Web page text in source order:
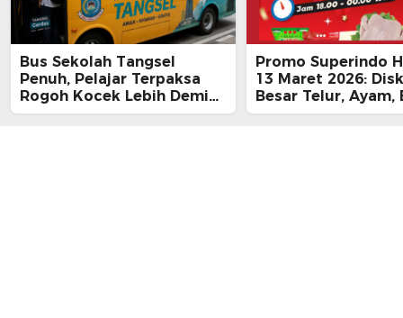
Bus Sekolah Tangsel
Penuh, Pelajar Terpaksa
Rogoh Kocek Lebih Demi
Tiba Tepat Waktu
Promo Superindo
13 Maret 2026:
Besar Telur, Ayam,
hingga Daging,